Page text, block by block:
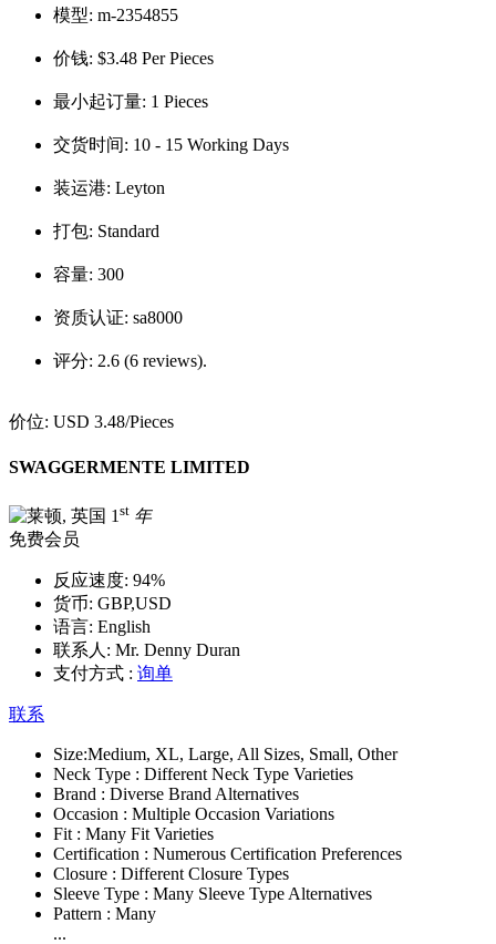
模型: m-2354855
价钱: $3.48 Per Pieces
最小起订量: 1 Pieces
交货时间: 10 - 15 Working Days
装运港: Leyton
打包: Standard
容量: 300
资质认证: sa8000
评分: 2.6 (6 reviews).
价位: USD 3.48/Pieces
SWAGGERMENTE LIMITED
1 st 年
免费会员
反应速度: 94%
货币: GBP,USD
语言: English
联系人: Mr. Denny Duran
支付方式 : 询单
联系
Size:Medium, XL, Large, All Sizes, Small, Other
Neck Type : Different Neck Type Varieties
Brand : Diverse Brand Alternatives
Occasion : Multiple Occasion Variations
Fit : Many Fit Varieties
Certification : Numerous Certification Preferences
Closure : Different Closure Types
Sleeve Type : Many Sleeve Type Alternatives
Pattern : Many
...